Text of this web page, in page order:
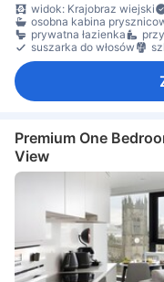
widok: Krajobraz wiejski
osobna kabina
prywatna łazienka
suszarka do włosów
Premium One
View